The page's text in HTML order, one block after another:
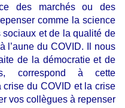
des marchés ou des
comme la science
sociaux et de la qualité de
l’aune du COVID. Il nous
de la démocratie et de
correspond à cette
du COVID et la crise
vos collègues à repenser